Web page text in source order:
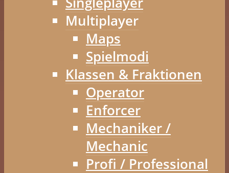
Multiplayer
Maps
Spielmodi
Klassen & Fraktionen
Operator
Enforcer
Mechaniker /
Mechanic
Profi / Professional